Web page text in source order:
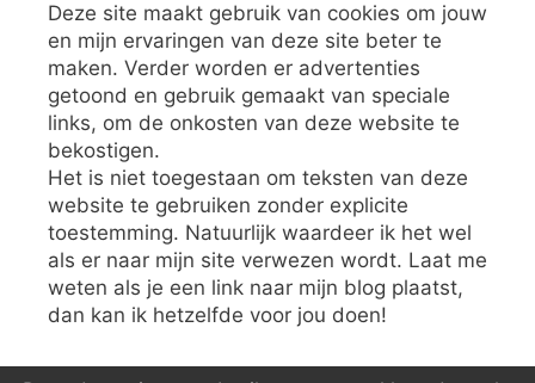
Deze site maakt gebruik van cookies om jouw
en mijn ervaringen van deze site beter te
maken. Verder worden er advertenties
getoond en gebruik gemaakt van speciale
links, om de onkosten van deze website te
bekostigen.
Het is niet toegestaan om teksten van deze
website te gebruiken zonder explicite
toestemming. Natuurlijk waardeer ik het wel
als er naar mijn site verwezen wordt. Laat me
weten als je een link naar mijn blog plaatst,
dan kan ik hetzelfde voor jou doen!